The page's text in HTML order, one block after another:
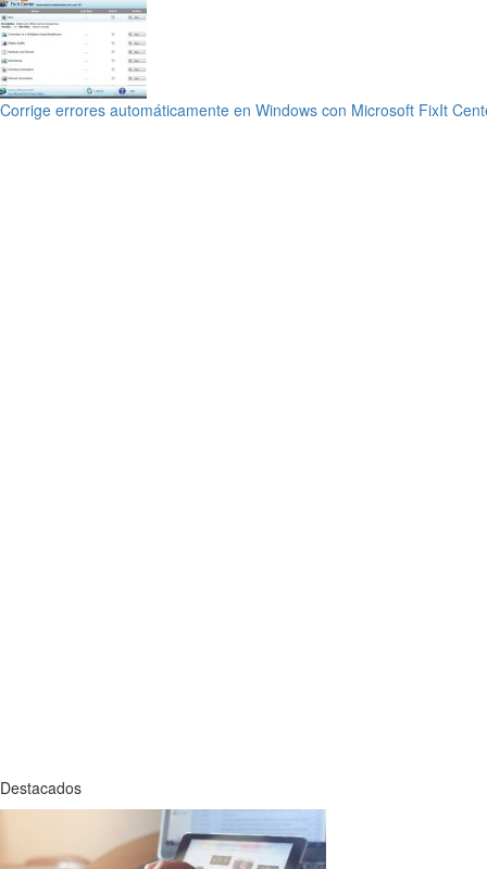
Corrige errores automáticamente en Windows con Microsoft FixIt
Destacados